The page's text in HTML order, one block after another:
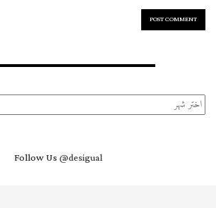
الأرشيف
Follow Us@desigual